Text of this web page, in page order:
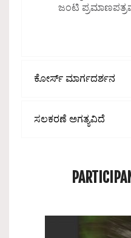
ಜಂಟಿ
ಕೋರ್ಸ್ ಮಾರ್ಗದರ್ಶನ
ಸಲಕರಣೆ ಅಗತ್ಯವಿದೆ